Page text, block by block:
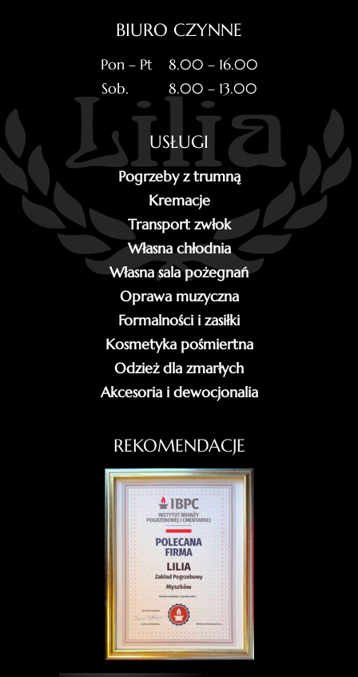
BIURO CZYNNE
Pon – Pt 8.00 – 16.00
Sob. 8.00 – 13.00
USŁUGI
Pogrzeby z trumną
Kremacje
Transport zwłok
Własna chłodnia
Własna sala pożegnań
Oprawa muzyczna
Formalności i zasiłki
Kosmetyka pośmiertna
Odzież dla zmarłych
Akcesoria i dewocjonalia
REKOMENDACJE